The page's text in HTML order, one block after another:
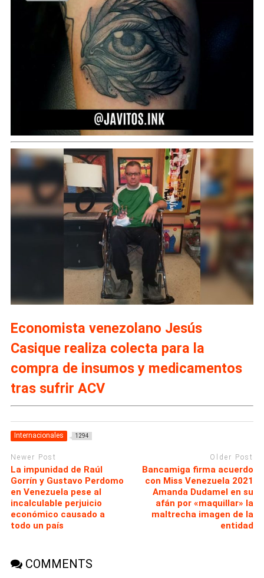
Economista venezolano Jesús
Casique realiza colecta para la
compra de insumos y medicamentos
tras sufrir ACV
Internacionales 1294
Newer Post
La impunidad de Raúl
Gorrín y Gustavo Perdomo
en Venezuela pese al
incalculable perjuicio
económico causado a
todo un país
Older Post
Bancamiga firma acuerdo
con Miss Venezuela 2021
Amanda Dudamel en su
afán por «maquillar» la
maltrecha imagen de la
entidad
COMMENTS